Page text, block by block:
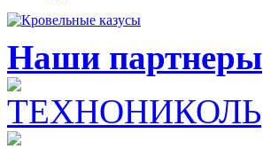
Наши партнеры